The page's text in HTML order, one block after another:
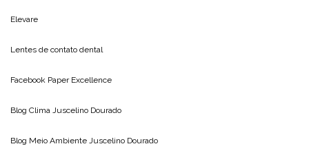
Elevare
Lentes de contato dental
Facebook Paper Excellence
Blog Clima Juscelino Dourado
Blog Meio Ambiente Juscelino Dourado